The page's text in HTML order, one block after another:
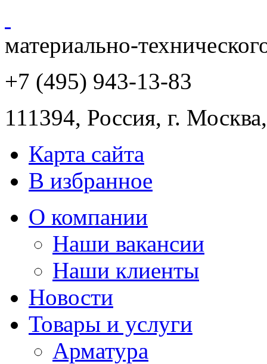
материально-
+7 (495) 943-13-83
111394, Россия, г. Москва
Карта сайта
В избранное
О компании
Наши вакансии
Наши клиенты
Новости
Товары и услуги
Арматура